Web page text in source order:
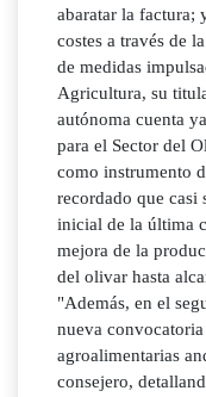
abaratar la factura;
costes a través de
de medidas
Agricultura, su
autónoma cuenta
para el Sector del
como instrumento
recordado que casi
inicial de la última
mejora de la
del olivar hasta
"Además, en el
nueva
agroalimentarias
consejero,